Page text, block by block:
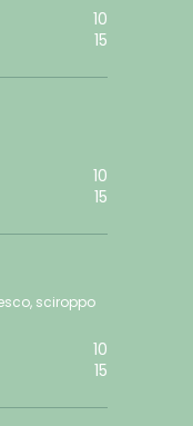
10
15
10
15
sciroppo
10
15